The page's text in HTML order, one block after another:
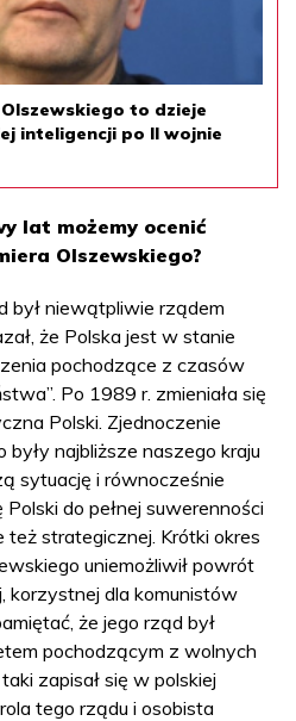
to dzieje
inteligencji po II wojnie
lat możemy ocenić
Olszewskiego?
był niewątpliwie rządem
że Polska jest w stanie
pochodzące z czasów
Po 1989 r. zmieniała się
Polski. Zjednoczenie
były najbliższe naszego kraju
sytuację i równocześnie
do pełnej suwerenności
też strategicznej. Krótki okres
uniemożliwił powrót
korzystnej dla komunistów
że jego rząd był
pochodzącym z wolnych
zapisał się w polskiej
tego rządu i osobista